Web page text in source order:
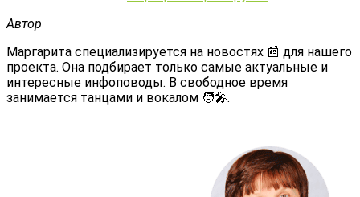
Автор
Маргарита специализируется на новостях 📰 для нашего
проекта. Она подбирает только самые актуальные и
интересные инфоповоды. В свободное время
занимается танцами и вокалом 🧑‍🎤.